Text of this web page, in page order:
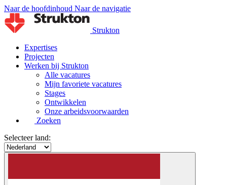
Naar de hoofdinhoud Naar de navigatie
Strukton
Expertises
Projecten
Werken bij Strukton
Alle vacatures
Mijn favoriete vacatures
Stages
Ontwikkelen
Onze arbeidsvoorwaarden
Zoeken
Selecteer land: